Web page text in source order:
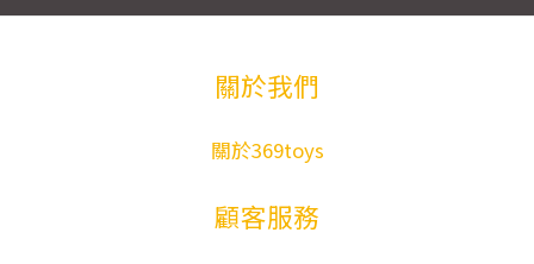
關於我們
關於369toys
顧客服務